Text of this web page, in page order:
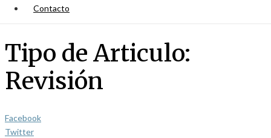
Contacto
Tipo de Articulo:
Revisión
Facebook
Twitter